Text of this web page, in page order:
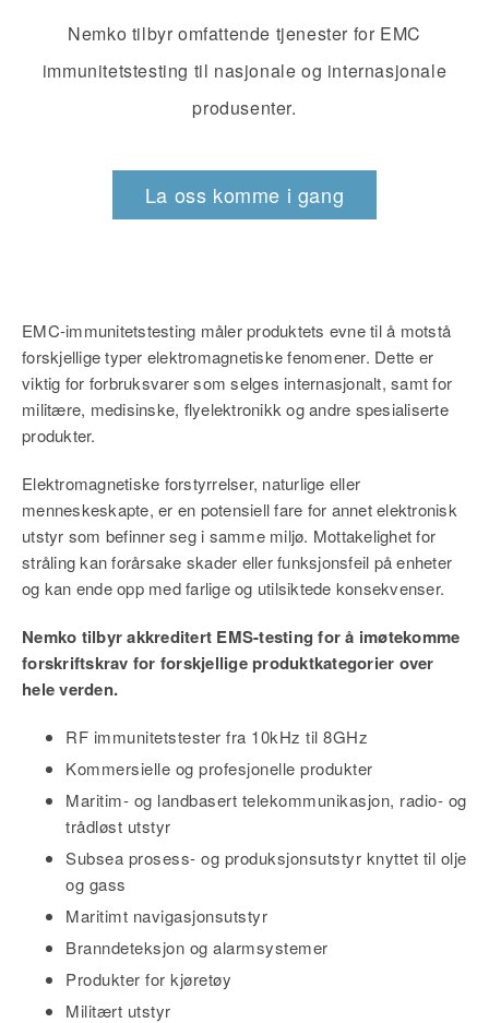
Nemko tilbyr omfattende tjenester for EMC
immunitetstesting til nasjonale og internasjonale
produsenter.
La oss komme i gang
EMC-immunitetstesting måler produktets evne til å motstå
forskjellige typer elektromagnetiske fenomener. Dette er
viktig for forbruksvarer som selges internasjonalt, samt for
militære, medisinske, flyelektronikk og andre spesialiserte
produkter.
Elektromagnetiske forstyrrelser, naturlige eller
menneskeskapte, er en potensiell fare for annet elektronisk
utstyr som befinner seg i samme miljø. Mottakelighet for
stråling kan forårsake skader eller funksjonsfeil på enheter
og kan ende opp med farlige og utilsiktede konsekvenser.
Nemko tilbyr akkreditert EMS-testing for å imøtekomme
forskriftskrav for forskjellige produktkategorier over
hele verden.
RF immunitetstester fra 10kHz til 8GHz
Kommersielle og profesjonelle produkter
Maritim- og landbasert telekommunikasjon, radio- og
trådløst utstyr
Subsea prosess- og produksjonsutstyr knyttet til olje
og gass
Maritimt navigasjonsutstyr
Branndeteksjon og alarmsystemer
Produkter for kjøretøy
Militært utstyr